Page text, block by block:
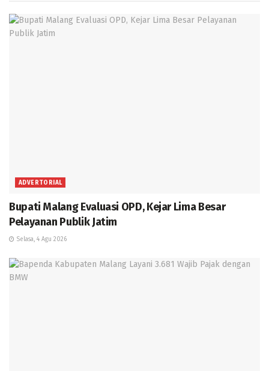
ADVERTORIAL
Bupati Malang Evaluasi OPD, Kejar Lima Besar
Pelayanan Publik Jatim
Selasa, 4 Agu 2026